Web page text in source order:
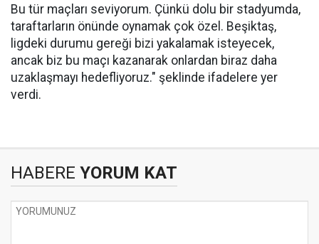
Bu tür maçları seviyorum. Çünkü dolu bir stadyumda,
taraftarların önünde oynamak çok özel. Beşiktaş,
ligdeki durumu gereği bizi yakalamak isteyecek,
ancak biz bu maçı kazanarak onlardan biraz daha
uzaklaşmayı hedefliyoruz." şeklinde ifadelere yer
verdi.
HABERE YORUM KAT